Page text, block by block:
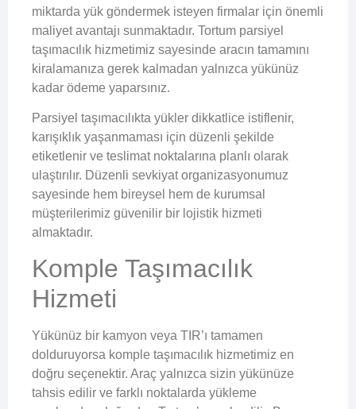
miktarda yük göndermek isteyen firmalar için önemli
maliyet avantajı sunmaktadır. Tortum parsiyel
taşımacılık hizmetimiz sayesinde aracın tamamını
kiralamanıza gerek kalmadan yalnızca yükünüz
kadar ödeme yaparsınız.
Parsiyel taşımacılıkta yükler dikkatlice istiflenir,
karışıklık yaşanmaması için düzenli şekilde
etiketlenir ve teslimat noktalarına planlı olarak
ulaştırılır. Düzenli sevkiyat organizasyonumuz
sayesinde hem bireysel hem de kurumsal
müşterilerimiz güvenilir bir lojistik hizmeti
almaktadır.
Komple Taşımacılık
Hizmeti
Yükünüz bir kamyon veya TIR’ı tamamen
dolduruyorsa komple taşımacılık hizmetimiz en
doğru seçenektir. Araç yalnızca sizin yükünüze
tahsis edilir ve farklı noktalarda yükleme